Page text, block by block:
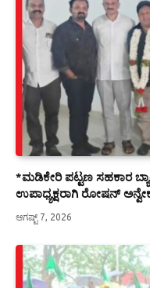
*ಮಡಿಕೇರಿ ಪಟ್ಟಣ ಸಹಕಾರ
ಉಪಾಧ್ಯಕ್ಷರಾಗಿ ರೋಷನ್
ಆಗಷ್ಟ್ 7, 2026